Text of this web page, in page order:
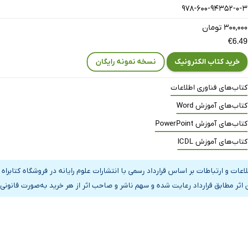
978-600-94352-0-3
۳۰۰,۰۰۰ تومان
€6.49
خرید کتاب الکترونیک نسخه نمونه رایگان
کتاب‌های فناوری اطلاعات
کتاب‌های آموزش Word
کتاب‌های آموزش PowerPoint
کتاب‌های آموزش ICDL
و ارتباطات بر اساس قرارداد رسمی با انتشارات علوم رایانه در فروشگاه
اثر مطابق قرارداد رعایت شده و سهم ناشر و صاحب اثر از هر خرید به‌صورت